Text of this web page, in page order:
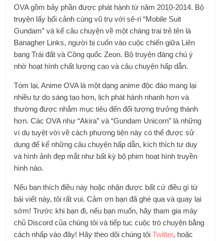
OVA gồm bảy phần được phát hành từ năm 2010-2014. Bộ
truyện lấy bối cảnh cùng vũ trụ với sê-ri “Mobile Suit
Gundam” và kể câu chuyện về một chàng trai trẻ tên là
Banagher Links, người bị cuốn vào cuộc chiến giữa Liên
bang Trái đất và Công quốc Zeon. Bộ truyện đáng chú ý
nhờ hoạt hình chất lượng cao và câu chuyện hấp dẫn.
Tóm lại, Anime OVA là một dạng anime độc ​​đáo mang lại
nhiều tự do sáng tạo hơn, lịch phát hành nhanh hơn và
thường được nhắm mục tiêu đến đối tượng trưởng thành
hơn. Các OVA như “Akira” và “Gundam Unicorn” là những
ví dụ tuyệt vời về cách phương tiện này có thể được sử
dụng để kể những câu chuyện hấp dẫn, kích thích tư duy
và hình ảnh đẹp mắt như bất kỳ bộ phim hoạt hình truyền
hình nào.
Nếu bạn thích điều này hoặc nhận được bất cứ điều gì từ
bài viết này, tôi rất vui. Cảm ơn bạn đã ghé qua và quay lại
sớm! Trước khi bạn đi, nếu bạn muốn, hãy tham gia máy
chủ Discord của chúng tôi và tiếp tục cuộc trò chuyện bằng
cách nhấp vào đây! Hãy theo dõi chúng tôiTwitter, hoặc